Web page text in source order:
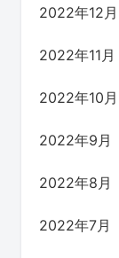
2022年12月
2022年11月
2022年10月
2022年9月
2022年8月
2022年7月